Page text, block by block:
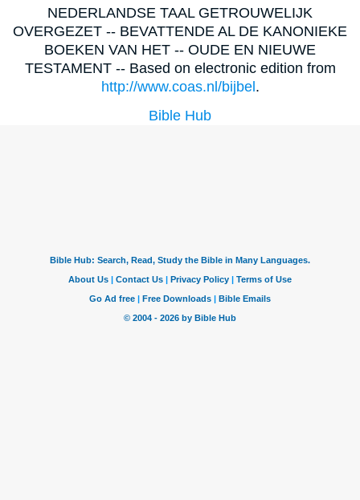
NEDERLANDSE TAAL GETROUWELIJK
OVERGEZET -- BEVATTENDE AL DE KANONIEKE
BOEKEN VAN HET -- OUDE EN NIEUWE
TESTAMENT -- Based on electronic edition from
http://www.coas.nl/bijbel .
Bible Hub